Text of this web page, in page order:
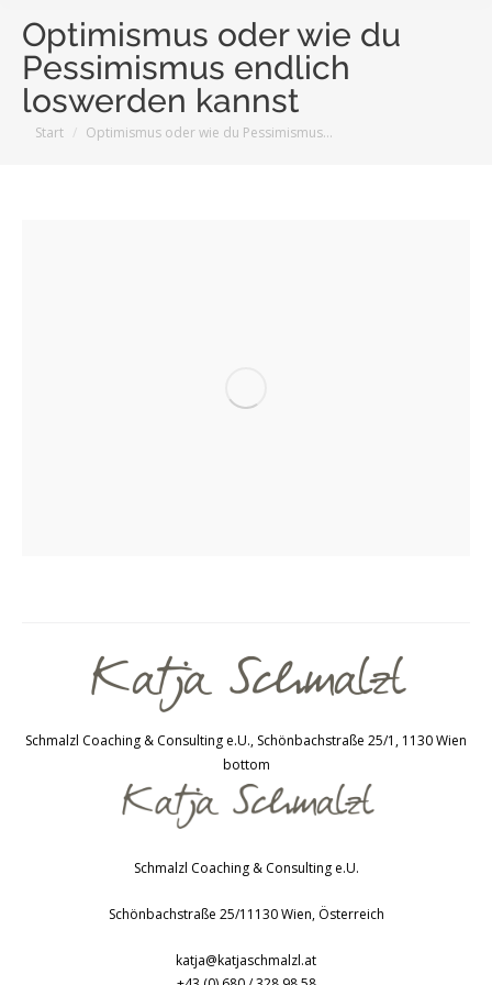
Optimismus oder wie du
Pessimismus endlich
loswerden kannst
Sie befinden sich hier:
Start Optimismus oder wie du Pessimismus…
Schmalzl Coaching & Consulting e.U., Schönbachstraße 25/1, 1130 Wien
bottom
Schmalzl Coaching & Consulting e.U.
Schönbachstraße 25/1 1130 Wien, Österreich
katja@katjaschmalzl.at